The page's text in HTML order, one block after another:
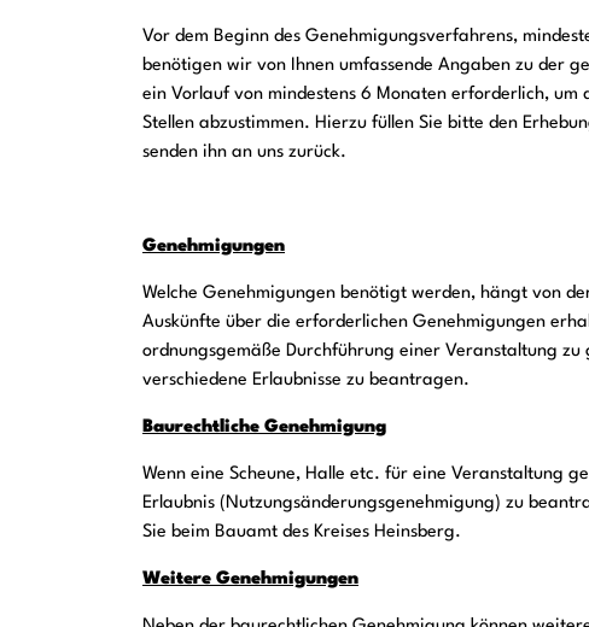
Vor dem Beginn des Genehmigungsverfahrens,
benötigen wir von Ihnen umfassende Angaben zu der
ein Vorlauf von mindestens 6 Monaten erforderlich,
Stellen abzustimmen. Hierzu füllen Sie bitte den
senden ihn an uns zurück.
Genehmigungen
Welche Genehmigungen benötigt werden, hängt von
Auskünfte über die erforderlichen Genehmigungen
ordnungsgemäße Durchführung einer Veranstaltung
verschiedene Erlaubnisse zu beantragen.
Baurechtliche Genehmigung
Wenn eine Scheune, Halle etc. für eine Veranstaltung
Erlaubnis (Nutzungsänderungsgenehmigung) zu
Sie beim Bauamt des Kreises Heinsberg.
Weitere Genehmigungen